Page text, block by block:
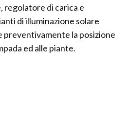
regolatore di carica e
di illuminazione solare
la posizione
ed alle piante.